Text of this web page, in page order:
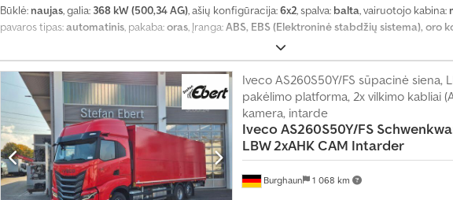
Būklė: naujas, galia: 368 kW (500,34 AG), ašių konfigūracija:6x2, spalva: balta, vairuotojo kabina:
pavaros tipas:automatinis, pakaba:oras, Įranga:ABS, EBS (Elektroninė stabdžių sistema), oro
Burghaun 1 068 km
Iveco AS260S50Y/FS sūpacinė siena,
pakėlimo platforma, 2x vilkimo kabliai
kamera, intarde
IvecoAS260S50Y/FS
LBW 2xAHK CAM Intarder
s
i
d
o
ė
j
u
s
i
ų
j
ų